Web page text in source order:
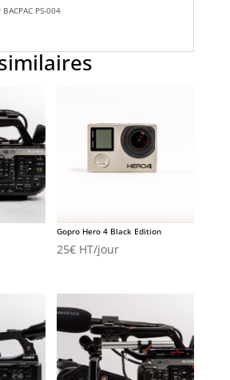
PS-004
Gopro Hero 4 Black Edition
25€ HT/jour